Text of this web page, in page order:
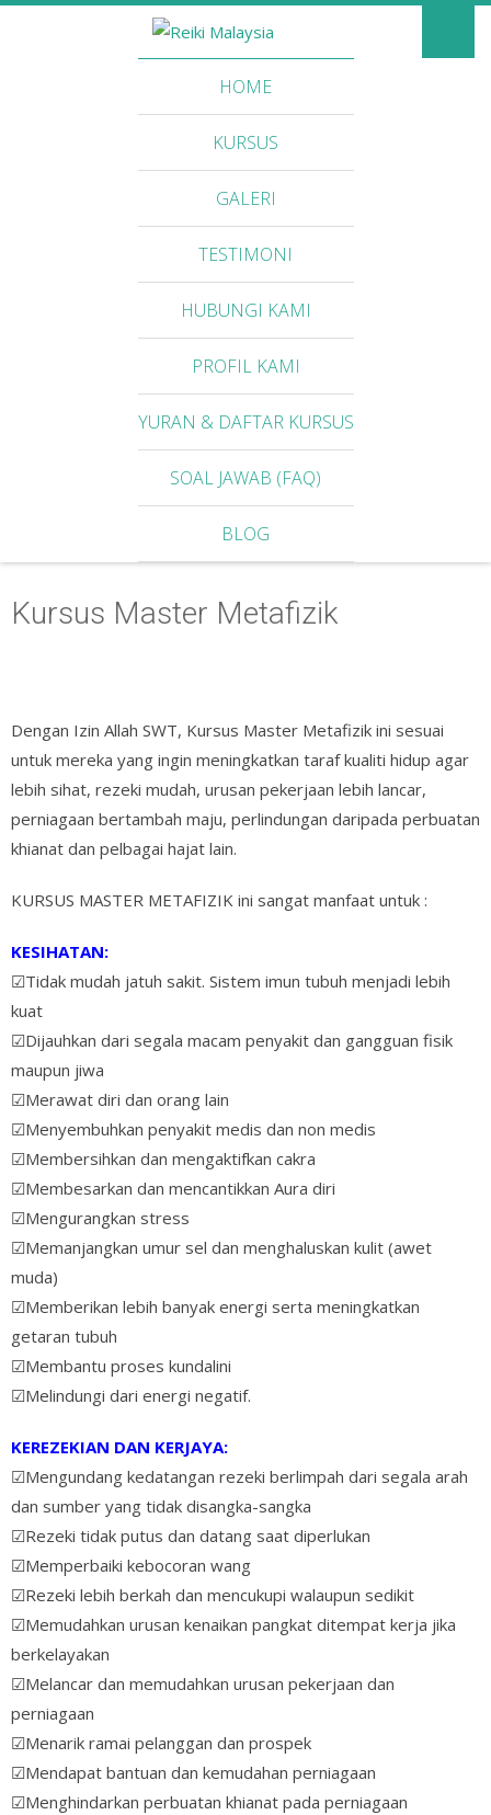
HOME
KURSUS
GALERI
TESTIMONI
HUBUNGI KAMI
PROFIL KAMI
YURAN & DAFTAR KURSUS
SOAL JAWAB (FAQ)
BLOG
Kursus Master Metafizik
Dengan Izin Allah SWT, Kursus Master Metafizik ini sesuai
untuk mereka yang ingin meningkatkan taraf kualiti hidup agar
lebih sihat, rezeki mudah, urusan pekerjaan lebih lancar,
perniagaan bertambah maju, perlindungan daripada perbuatan
khianat dan pelbagai hajat lain.
KURSUS MASTER METAFIZIK ini sangat manfaat untuk :
KESIHATAN:
☑Tidak mudah jatuh sakit. Sistem imun tubuh menjadi lebih
kuat
☑Dijauhkan dari segala macam penyakit dan gangguan fisik
maupun jiwa
☑Merawat diri dan orang lain
☑Menyembuhkan penyakit medis dan non medis
☑Membersihkan dan mengaktifkan cakra
☑Membesarkan dan mencantikkan Aura diri
☑Mengurangkan stress
☑Memanjangkan umur sel dan menghaluskan kulit (awet
muda)
☑Memberikan lebih banyak energi serta meningkatkan
getaran tubuh
☑Membantu proses kundalini
☑Melindungi dari energi negatif.
KEREZEKIAN DAN KERJAYA:
☑Mengundang kedatangan rezeki berlimpah dari segala arah
dan sumber yang tidak disangka-sangka
☑Rezeki tidak putus dan datang saat diperlukan
☑Memperbaiki kebocoran wang
☑Rezeki lebih berkah dan mencukupi walaupun sedikit
☑Memudahkan urusan kenaikan pangkat ditempat kerja jika
berkelayakan
☑Melancar dan memudahkan urusan pekerjaan dan
perniagaan
☑Menarik ramai pelanggan dan prospek
☑Mendapat bantuan dan kemudahan perniagaan
☑Menghindarkan perbuatan khianat pada perniagaan